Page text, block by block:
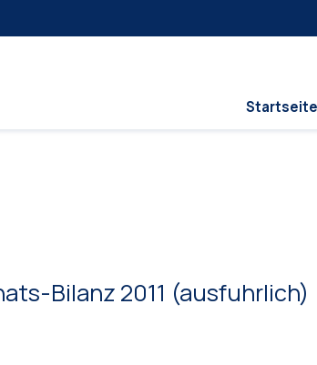
Startseite
Bilanz 2011 (ausfuhrlich)